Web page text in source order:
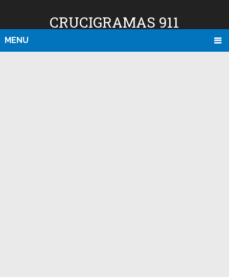
CRUCIGRAMAS 911
MENU